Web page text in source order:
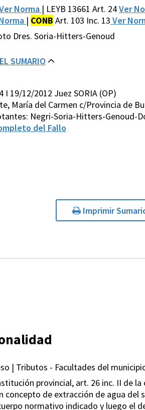
Norma | LEYB 13661 Art. 24Ver
| CONB Art. 103 Inc. 13 Ver
Dres. Soria-Hitters-Genoud
SUMARIO
I 19/12/2012 Juez SORIA (OP)
María del Carmen c/Provincia de
Negri-Soria-Hitters-Genoud-
del Fallo
Imprimir
| Tributos - Facultades del
provincial, art. 26 inc. II de
concepto de extracción de agua del
normativo indicado y luego el